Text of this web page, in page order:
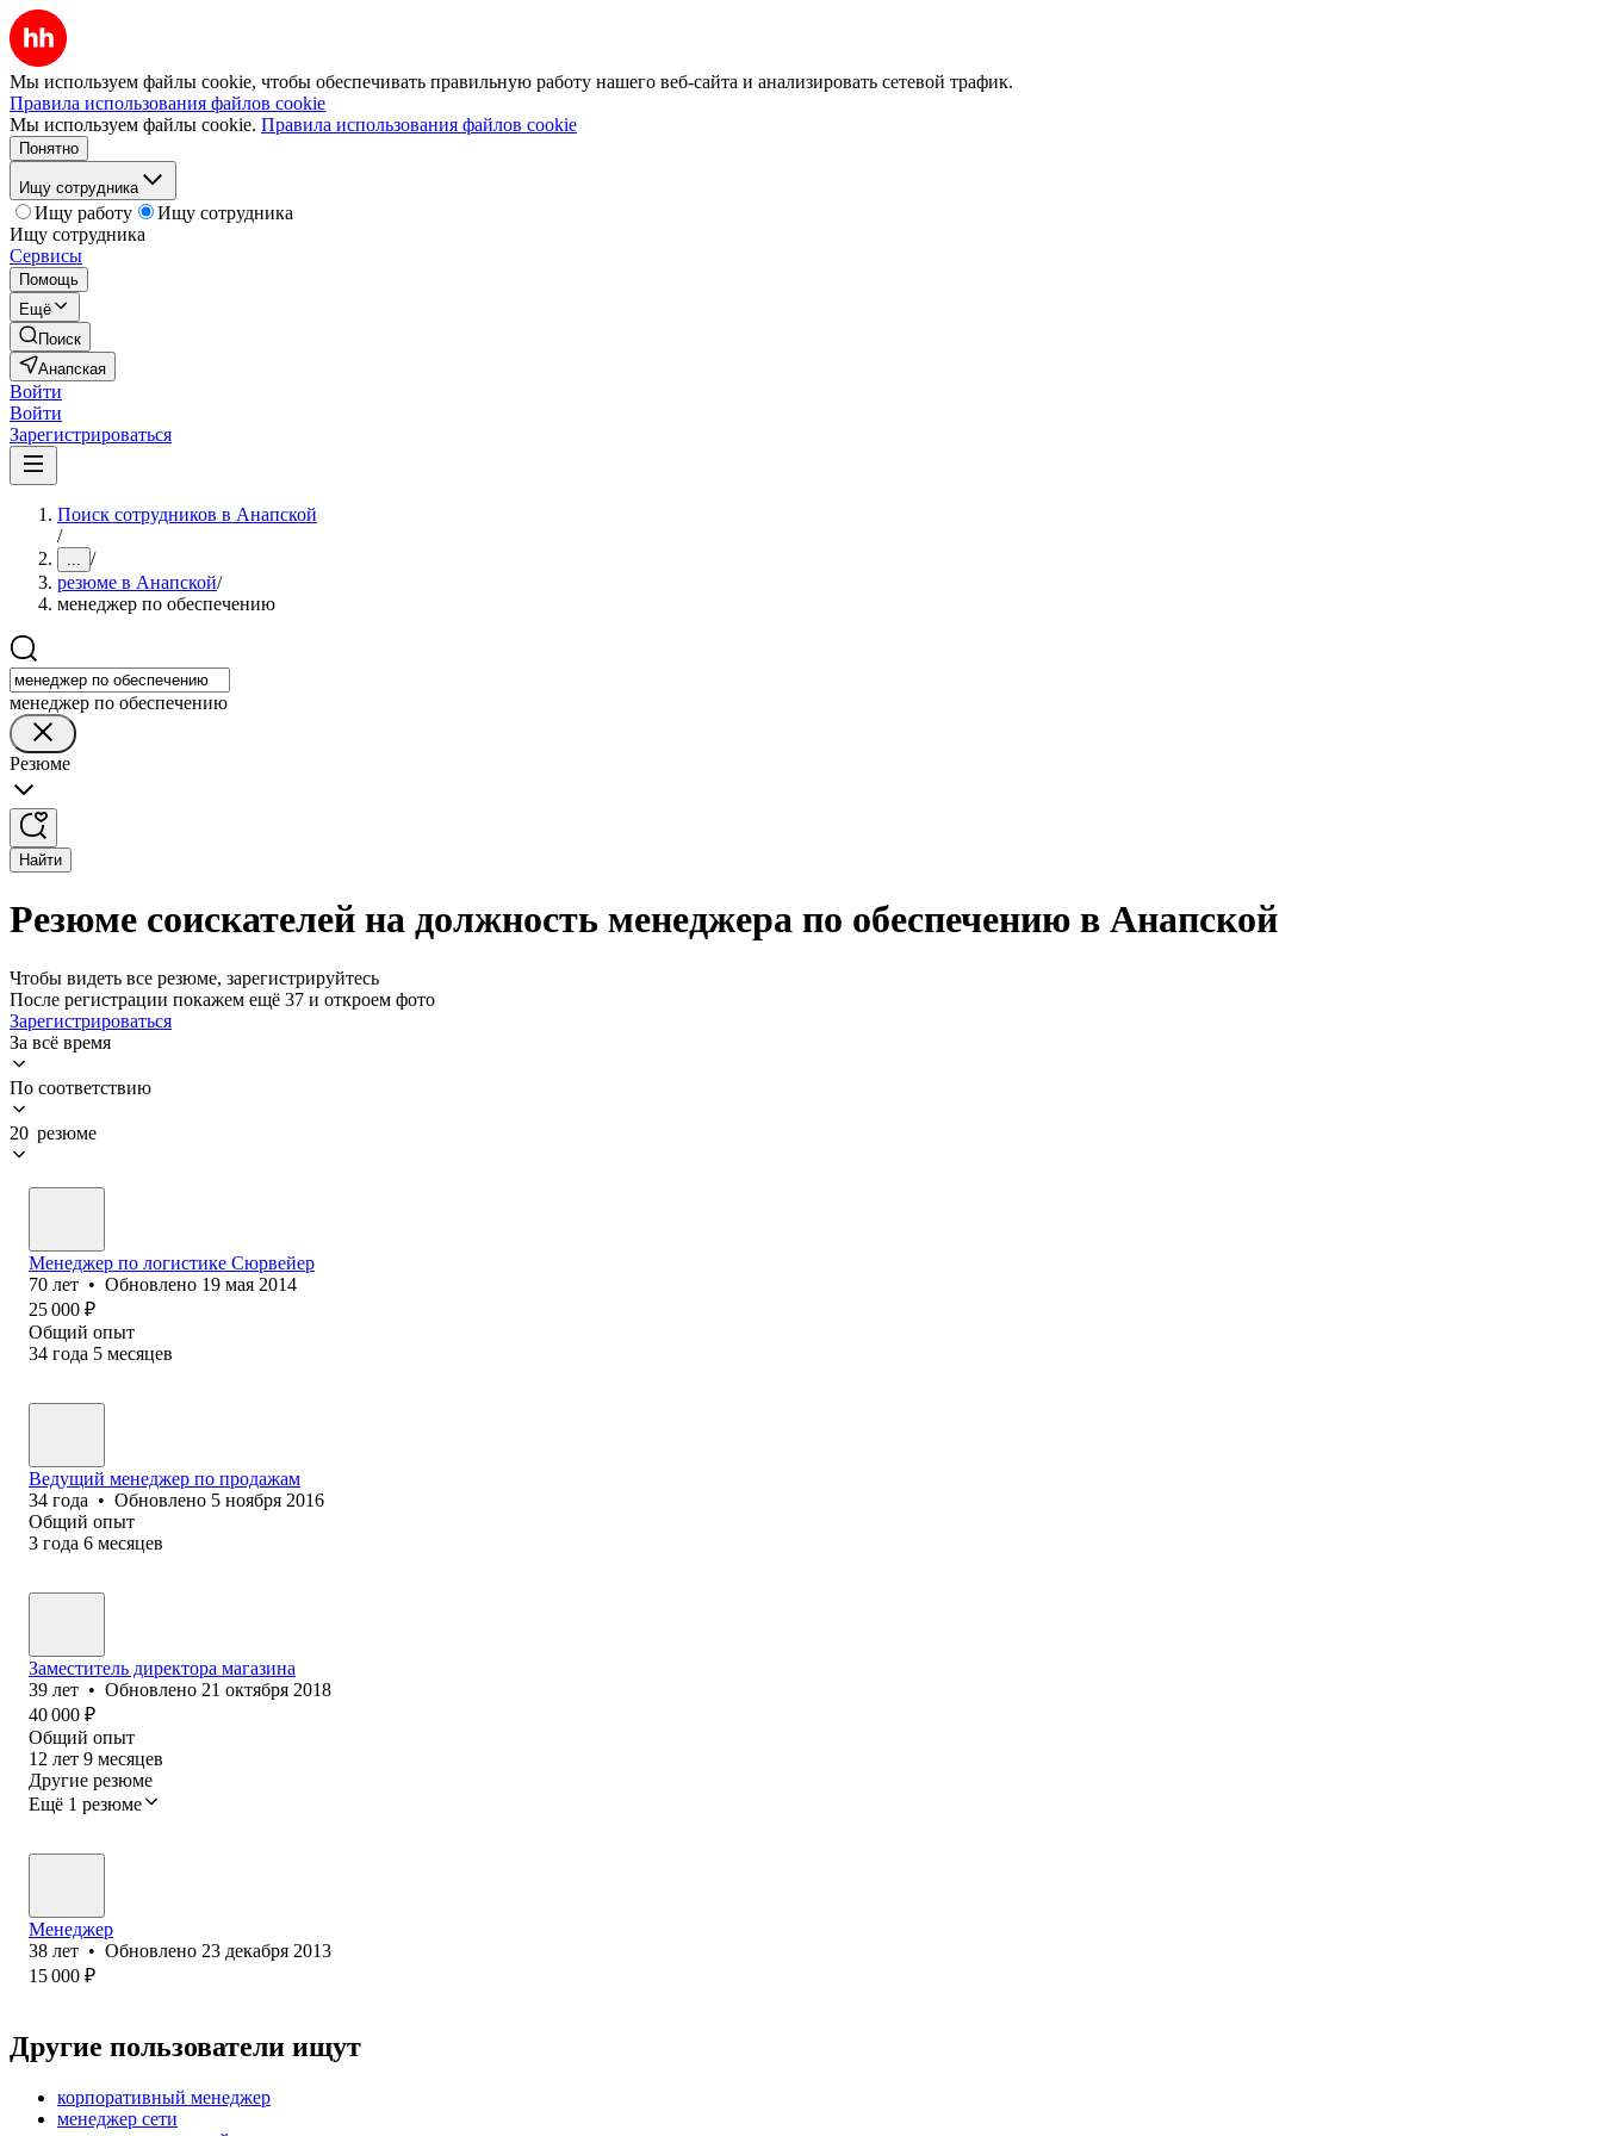
Мы используем файлы cookie, чтобы обеспечивать правильную работу нашего веб-сайта и анализировать сетевой трафик.
Правила использования файлов cookie
Мы используем файлы cookie. Правила использования файлов cookie
Понятно
Ищу сотрудника
Ищу работу
Ищу сотрудника
Ищу сотрудника
Сервисы
Помощь
Ещё
Поиск
Анапская
Войти
Войти
Зарегистрироваться
Поиск сотрудников в Анапской
/
... /
резюме в Анапской/
менеджер по обеспечению
менеджер по обеспечению
Резюме
Найти
Резюме соискателей на должность менеджера по обеспечению в Анапской
Чтобы видеть все резюме, зарегистрируйтесь
После регистрации покажем ещё 37 и откроем фото
Зарегистрироваться
За всё время
По соответствию
20 резюме
Менеджер по логистике Сюрвейер
70 лет • Обновлено 19 мая 2014
25 000 ₽
Общий опыт
34 года 5 месяцев
Ведущий менеджер по продажам
34 года • Обновлено 5 ноября 2016
Общий опыт
3 года 6 месяцев
Заместитель директора магазина
39 лет • Обновлено 21 октября 2018
40 000 ₽
Общий опыт
12 лет 9 месяцев
Другие резюме
Ещё 1 резюме
Менеджер
38 лет • Обновлено 23 декабря 2013
15 000 ₽
Другие пользователи ищут
корпоративный менеджер
менеджер сети